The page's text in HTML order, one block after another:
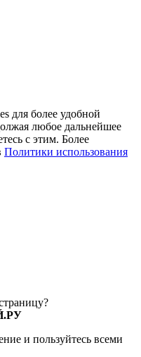
для более удобной
любое дальнейшее
с этим. Более
Политики использования
и пользуйтесь всеми